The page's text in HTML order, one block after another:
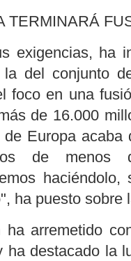
TERMINARÁ
exigencias, ha
la del conjunto
foco en una
de 16.000
de Europa
de menos
ha puesto sobre
ha arremetido
ha destacado la